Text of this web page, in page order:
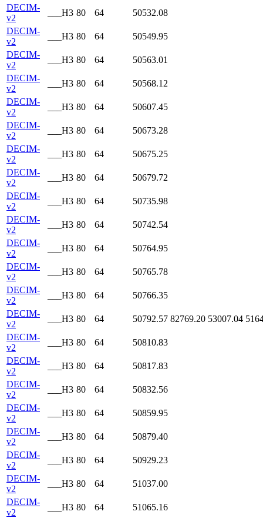
DECIM-
v2
___H3 80 64
50532.08
DECIM-
v2
___H3 80 64
50549.95
DECIM-
v2
___H3 80 64
50563.01
DECIM-
v2
___H3 80 64
50568.12
DECIM-
v2
___H3 80 64
50607.45
DECIM-
v2
___H3 80 64
50673.28
DECIM-
v2
___H3 80 64
50675.25
DECIM-
v2
___H3 80 64
50679.72
DECIM-
v2
___H3 80 64
50735.98
DECIM-
v2
___H3 80 64
50742.54
DECIM-
v2
___H3 80 64
50764.95
DECIM-
v2
___H3 80 64
50765.78
DECIM-
v2
___H3 80 64
50766.35
DECIM-
v2
___H3 80 64 50792.57 82769.20 53007.04
DECIM-
v2
___H3 80 64
50810.83
DECIM-
v2
___H3 80 64
50817.83
DECIM-
v2
___H3 80 64
50832.56
DECIM-
v2
___H3 80 64
50859.95
DECIM-
v2
___H3 80 64
50879.40
DECIM-
v2
___H3 80 64
50929.23
DECIM-
v2
___H3 80 64
51037.00
DECIM-
v2
___H3 80 64
51065.16